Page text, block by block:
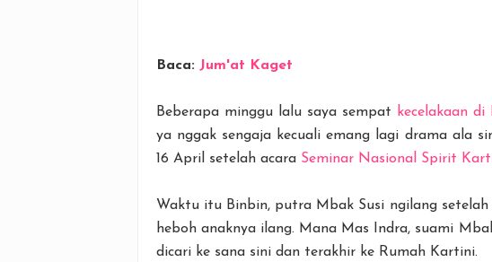
Baca: Jum'at Kaget
Beberapa minggu lalu saya sempat kecelakaan
ya nggak sengaja kecuali emang lagi drama ala
16 April setelah acara Seminar Nasional Spirit
Waktu itu Binbin, putra Mbak Susi ngilang
heboh anaknya ilang. Mana Mas Indra, suami
dicari ke sana sini dan terakhir ke Rumah Kartini.